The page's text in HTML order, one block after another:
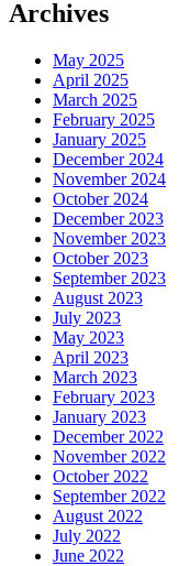
Archives
May 2025
April 2025
March 2025
February 2025
January 2025
December 2024
November 2024
October 2024
December 2023
November 2023
October 2023
September 2023
August 2023
July 2023
May 2023
April 2023
March 2023
February 2023
January 2023
December 2022
November 2022
October 2022
September 2022
August 2022
July 2022
June 2022